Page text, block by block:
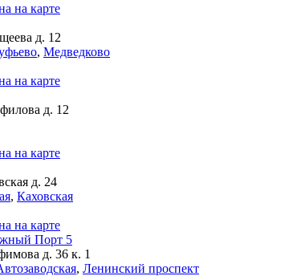
на карте
д. 12
, Медведково
на карте
д. 12
на карте
д. 24
, Каховская
на карте
Порт 5
д. 36 к. 1
, Ленинский проспект